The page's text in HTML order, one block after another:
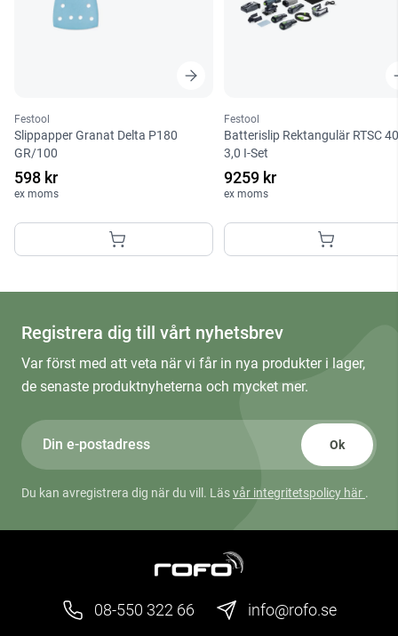
Festool
Slippapper Granat Delta P180
GR/100
598 kr
ex moms
Festool
Batterislip Rektangulär RTSC
3,0 I-Set
9259 kr
ex moms
Registrera dig till vårt nyhetsbrev
Var först med att veta när vi får in nya produkter i lager,
de senaste produktnyheterna och mycket mer.
Ok
Du kan avregistrera dig när du vill. Läsvår integritetspolicy här .
08-550 322 66 info@rofo.se